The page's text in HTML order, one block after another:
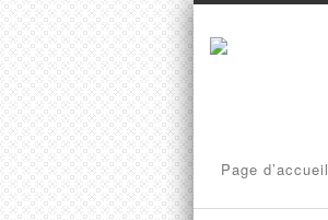
Page d’accueil